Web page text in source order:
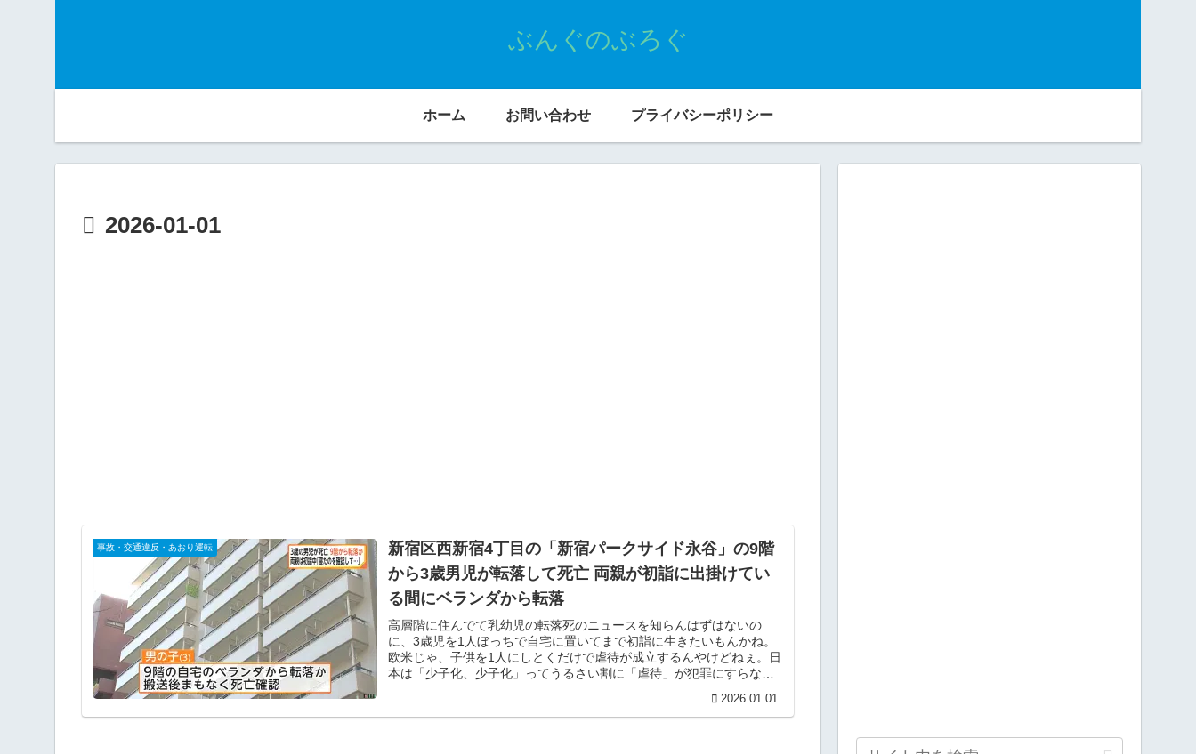
ぶんぐのぶろぐ
ホーム お問い合わせ プライバシーポリシー
2026-01-01
事故・交通違反・あおり運転
新宿区西新宿4丁目の「新宿パークサイド永谷」の9階
から3歳男児が転落して死亡 両親が初詣に出掛けてい
る間にベランダから転落
高層階に住んでて乳幼児の転落死のニュースを知らんはずはないの
に、3歳児を1人ぼっちで自宅に置いてまで初詣に生きたいもんかね。
欧米じゃ、子供を1人にしとくだけで虐待が成立するんやけどねぇ。日
本は「少子化、少子化」ってうるさい割に「虐待」が犯罪にすらなっ
2026.01.01